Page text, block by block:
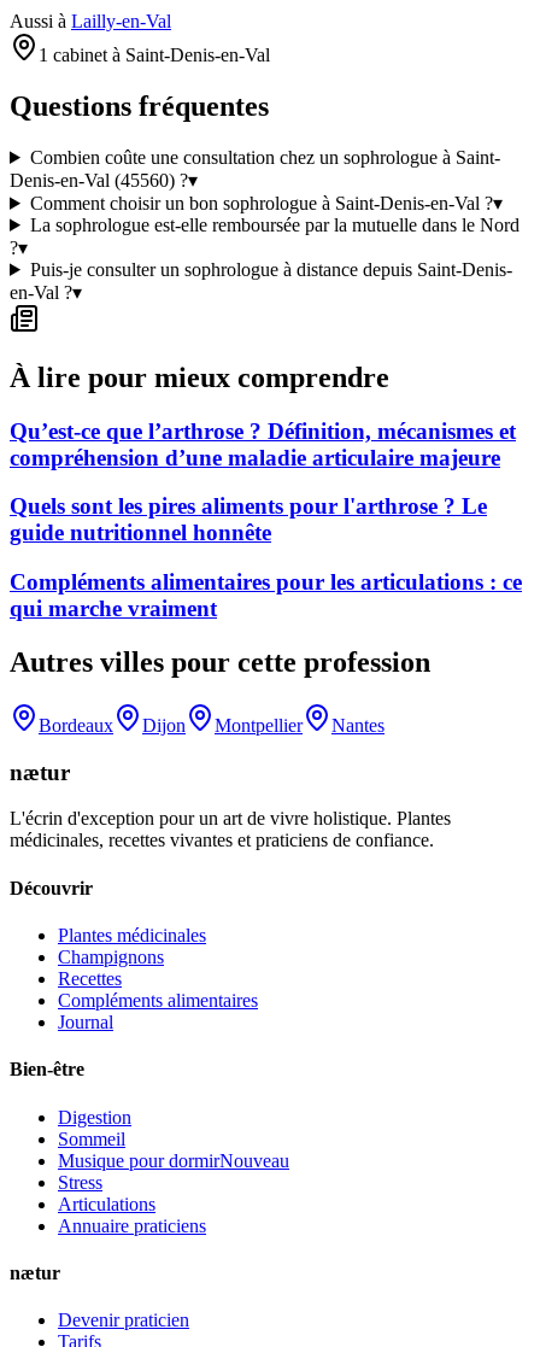
Aussi à Lailly-en-Val
1 cabinet à Saint-Denis-en-Val
Questions fréquentes
Combien coûte une consultation chez un sophrologue à Saint-
Denis-en-Val (45560) ?▾
Comment choisir un bon sophrologue à Saint-Denis-en-Val ?▾
La sophrologue est-elle remboursée par la mutuelle dans le Nord
?▾
Puis-je consulter un sophrologue à distance depuis Saint-Denis-
en-Val ?▾
À lire pour mieux comprendre
Qu’est-ce que l’arthrose ? Définition, mécanismes et
compréhension d’une maladie articulaire majeure
Quels sont les pires aliments pour l'arthrose ? Le
guide nutritionnel honnête
Compléments alimentaires pour les articulations : ce
qui marche vraiment
Autres villes pour cette profession
Bordeaux Dijon Montpellier Nantes
nætur
L'écrin d'exception pour un art de vivre holistique. Plantes
médicinales, recettes vivantes et praticiens de confiance.
Découvrir
Plantes médicinales
Champignons
Recettes
Compléments alimentaires
Journal
Bien-être
Digestion
Sommeil
Musique pour dormirNouveau
Stress
Articulations
Annuaire praticiens
nætur
Devenir praticien
Tarifs